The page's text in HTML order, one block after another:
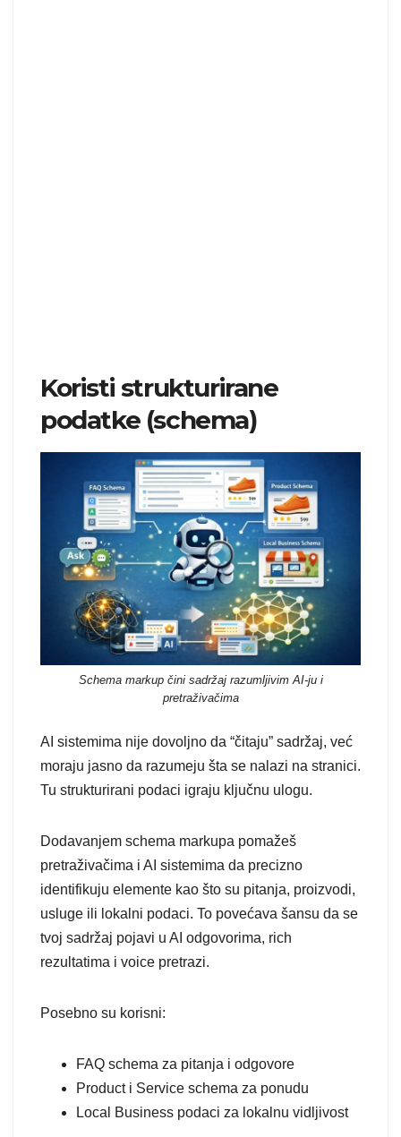
Koristi strukturirane
podatke (schema)
Schema markup čini sadržaj razumljivim AI‑ju i
pretraživačima
AI sistemima nije dovoljno da “čitaju” sadržaj, već
moraju jasno da razumeju šta se nalazi na stranici.
Tu strukturirani podaci igraju ključnu ulogu.
Dodavanjem schema markupa pomažeš
pretraživačima i AI sistemima da precizno
identifikuju elemente kao što su pitanja, proizvodi,
usluge ili lokalni podaci. To povećava šansu da se
tvoj sadržaj pojavi u AI odgovorima, rich
rezultatima i voice pretrazi.
Posebno su korisni:
FAQ schema za pitanja i odgovore
Product i Service schema za ponudu
Local Business podaci za lokalnu vidljivost